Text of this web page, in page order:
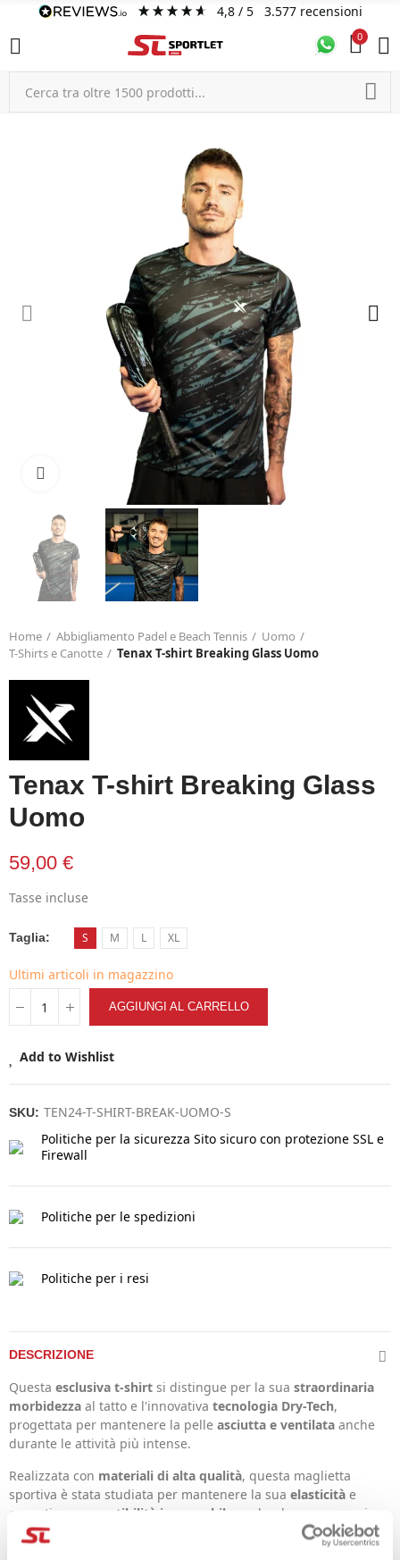
4,8/ 5 3.577 recensioni
0
Click to enlarge
Home Abbigliamento Padel e Beach Tennis
Uomo
T-Shirts e Canotte
Tenax T-shirt Breaking Glass Uomo
Tenax T-shirt Breaking Glass
Uomo
59,00 €
Tasse incluse
Taglia S M L XL
Ultimi articoli in magazzino
AGGIUNGI AL CARRELLO
Add to Wishlist
SKU: TEN24-T-SHIRT-BREAK-UOMO-S
Politiche per la sicurezza Sito sicuro con protezione SSL e
Firewall
Politiche per le spedizioni
Politiche per i resi
DESCRIZIONE
Questa esclusiva t-shirt si distingue per la sua straordinaria
morbidezza al tatto e l'innovativa tecnologia Dry-Tech,
progettata per mantenere la pelle asciutta e ventilata anche
durante le attività più intense.
Realizzata con materiali di alta qualità, questa maglietta
sportiva è stata studiata per mantenere la sua elasticità e
garantire una
vestibilità impeccabile
anche dopo numerosi
lavaggi. Il suo
la rende un simbolo di
distinzione e innovazione nel mondo dell'abbigliamento